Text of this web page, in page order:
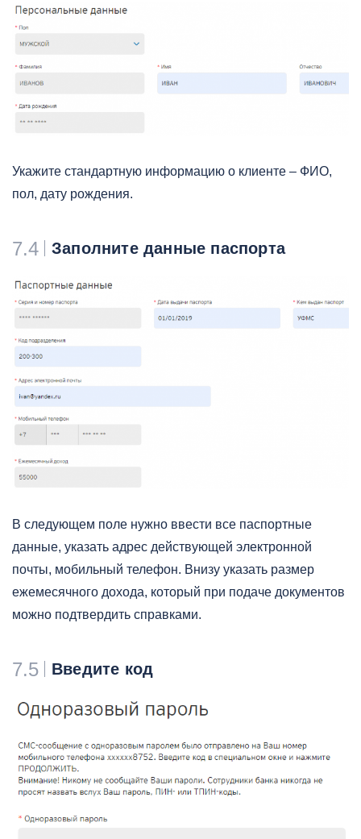
Укажите стандартную информацию о клиенте – ФИО,
пол, дату рождения.
7.4 Заполните данные паспорта
В следующем поле нужно ввести все паспортные
данные, указать адрес действующей электронной
почты, мобильный телефон. Внизу указать размер
ежемесячного дохода, который при подаче документов
можно подтвердить справками.
7.5 Введите код